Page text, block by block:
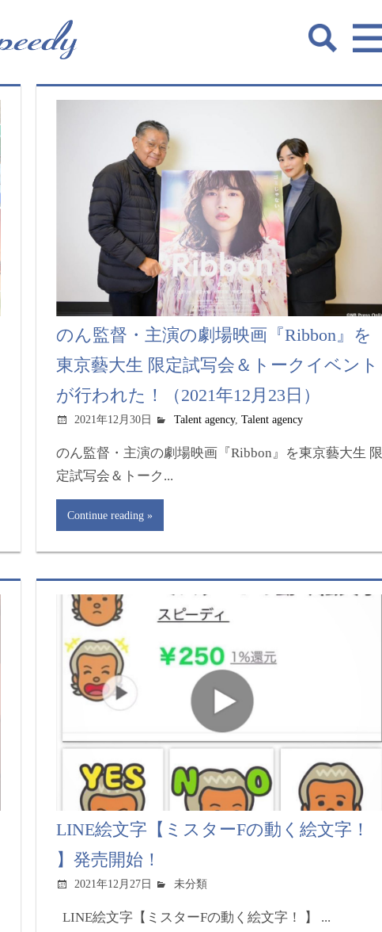
のん監督・主演の劇場映画『Ribbon』を
東京藝大生 限定試写会＆トークイベント
が行われた！（2021年12月23日）
2021年12月30日 Talent agency, Talent agency
のん監督・主演の劇場映画『Ribbon』を東京藝大生 限
定試写会＆トーク...
Continue reading
LINE絵文字【ミスターFの動く絵文字！
】発売開始！
2021年12月27日 未分類
LINE絵文字【ミスターFの動く絵文字！ 】 ...